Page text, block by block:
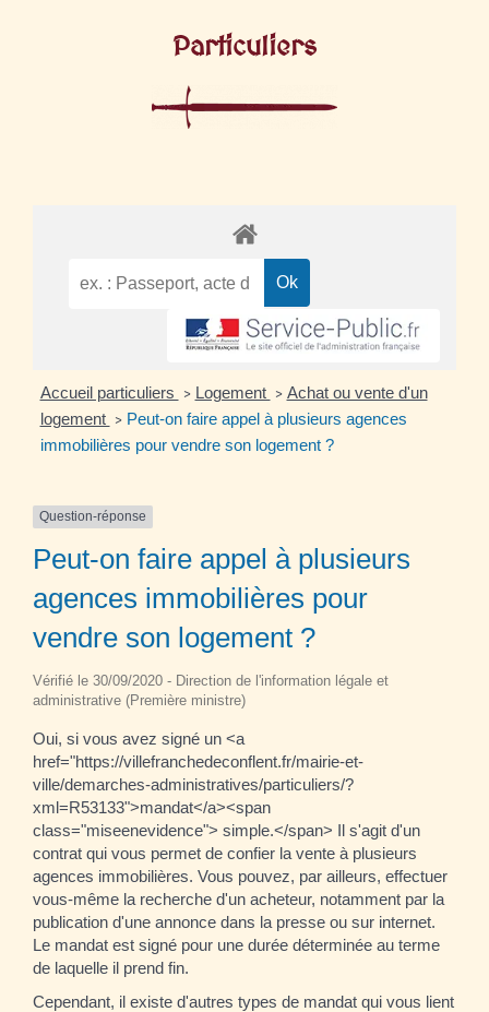
Particuliers
Accueil particuliers > Logement > Achat ou vente d'un
logement > Peut-on faire appel à plusieurs agences
immobilières pour vendre son logement ?
Question-réponse
Peut-on faire appel à plusieurs
agences immobilières pour
vendre son logement ?
Vérifié le 30/09/2020 - Direction de l'information légale et
administrative (Première ministre)
Oui, si vous avez signé un <a
href="https://villefranchedeconflent.fr/mairie-et-
ville/demarches-administratives/particuliers/?
xml=R53133">mandat</a><span
class="miseenevidence"> simple.</span> Il s'agit d'un
contrat qui vous permet de confier la vente à plusieurs
agences immobilières. Vous pouvez, par ailleurs, effectuer
vous-même la recherche d'un acheteur, notamment par la
publication d'une annonce dans la presse ou sur internet.
Le mandat est signé pour une durée déterminée au terme
de laquelle il prend fin.
Cependant, il existe d'autres types de mandat qui vous lient